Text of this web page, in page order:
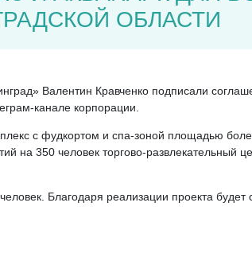
ОБЛАСТИ
Валентин Кравченко подписали
канале корпорации.
с фудкортом и спа-зоной площадью
на 350 человек торгово-развлекательный
Благодаря реализации проекта будет